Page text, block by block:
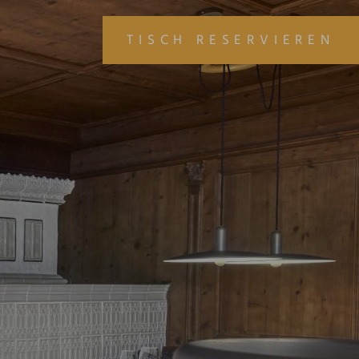
TISCH RESERVIEREN